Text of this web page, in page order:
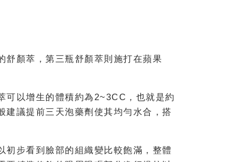
舒顏萃，第三瓶舒顏萃則施打在蘋果
可以增生的體積約為2~3CC，也就是約
議提前三天泡藥劑使其均勻水合，搭
步看到臉部的組織變比較飽滿，整體